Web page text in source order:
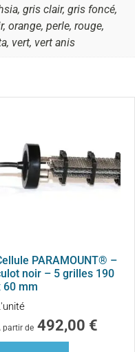
gris clair, gris foncé,
orange, perle, rouge,
vert, vert anis
PARAMOUNT® –
noir – 5 grilles 190
60 mm
partir de 492,00 €